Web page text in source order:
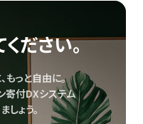
ださい。
もっと自由に。
寄付DXシステム
ょう。